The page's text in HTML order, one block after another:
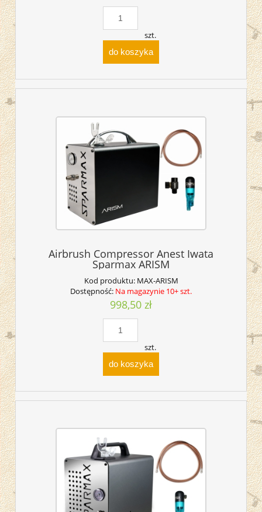
szt.
do koszyka
Airbrush Compressor Anest Iwata
Sparmax ARISM
Kod produktu: MAX-ARISM
Dostępność: Na magazynie 10+ szt.
998,50 zł
szt.
do koszyka